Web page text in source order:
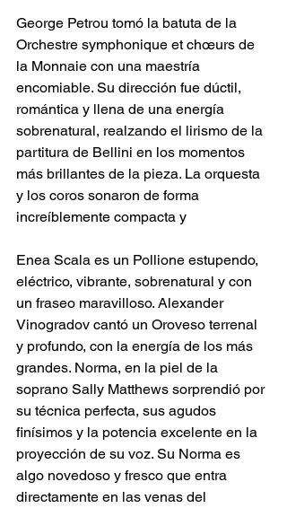
George Petrou tomó la batuta de la
Orchestre symphonique et chœurs de
la Monnaie con una maestría
encomiable. Su dirección fue dúctil,
romántica y llena de una energía
sobrenatural, realzando el lirismo de la
partitura de Bellini en los momentos
más brillantes de la pieza. La orquesta
y los coros sonaron de forma
increíblemente compacta y
Enea Scala es un Pollione estupendo,
eléctrico, vibrante, sobrenatural y con
un fraseo maravilloso. Alexander
Vinogradov cantó un Oroveso terrenal
y profundo, con la energía de los más
grandes. Norma, en la piel de la
soprano Sally Matthews sorprendió por
su técnica perfecta, sus agudos
finísimos y la potencia excelente en la
proyección de su voz. Su Norma es
algo novedoso y fresco que entra
directamente en las venas del